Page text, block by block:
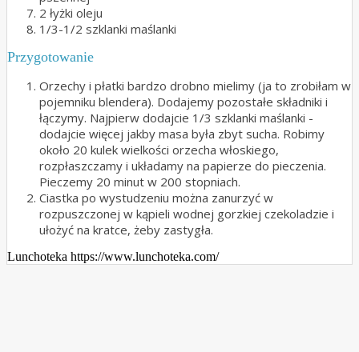
2 łyżki oleju
1/3-1/2 szklanki maślanki
Przygotowanie
Orzechy i płatki bardzo drobno mielimy (ja to zrobiłam w
pojemniku blendera). Dodajemy pozostałe składniki i
łączymy. Najpierw dodajcie 1/3 szklanki maślanki -
dodajcie więcej jakby masa była zbyt sucha. Robimy
około 20 kulek wielkości orzecha włoskiego,
rozpłaszczamy i układamy na papierze do pieczenia.
Pieczemy 20 minut w 200 stopniach.
Ciastka po wystudzeniu można zanurzyć w
rozpuszczonej w kąpieli wodnej gorzkiej czekoladzie i
ułożyć na kratce, żeby zastygła.
Lunchoteka https://www.lunchoteka.com/